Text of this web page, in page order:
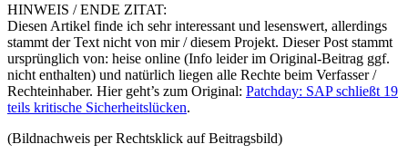
HINWEIS / ENDE ZITAT:
Diesen Artikel finde ich sehr interessant und lesenswert, allerdings
stammt der Text nicht von mir / diesem Projekt. Dieser Post stammt
ursprünglich von: heise online (Info leider im Original-Beitrag ggf.
nicht enthalten) und natürlich liegen alle Rechte beim Verfasser /
Rechteinhaber. Hier geht’s zum Original: Patchday: SAP schließt 19
teils kritische Sicherheitslücken.
(Bildnachweis per Rechtsklick auf Beitragsbild)